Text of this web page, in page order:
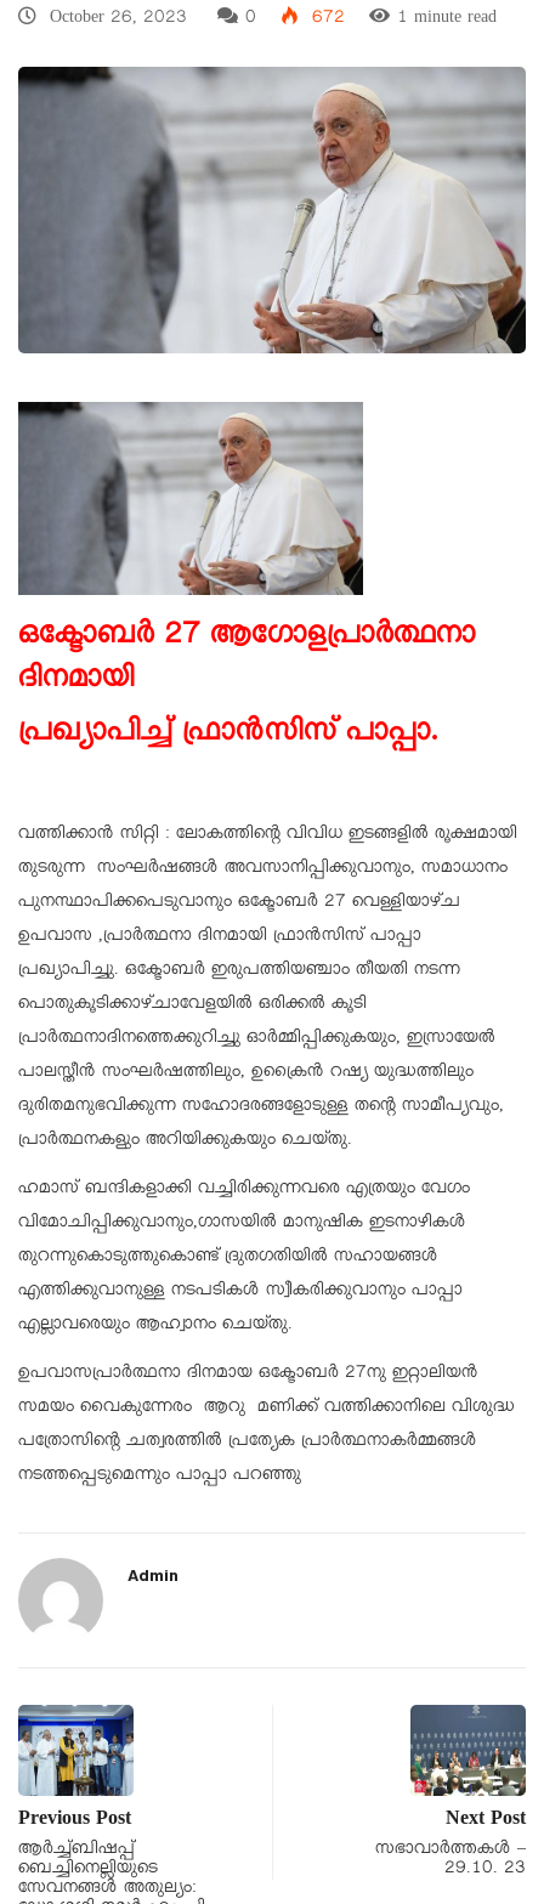
October 26, 2023
0 672 1 minute read
ഒക്ടോബർ 27 ആഗോളപ്രാർത്ഥനാ
ദിനമായി
പ്രഖ്യാപിച്ച് ഫ്രാൻസിസ് പാപ്പാ.
വത്തിക്കാൻ സിറ്റി : ലോകത്തിന്റെ വിവിധ ഇടങ്ങളിൽ രൂക്ഷമായി
തുടരുന്ന സംഘർഷങ്ങൾ അവസാനിപ്പിക്കുവാനും, സമാധാനം
പുനസ്ഥാപിക്കപെടുവാനും ഒക്ടോബർ 27 വെള്ളിയാഴ്ച
ഉപവാസ ,പ്രാർത്ഥനാ ദിനമായി ഫ്രാൻസിസ് പാപ്പാ
പ്രഖ്യാപിച്ചു. ഒക്ടോബർ ഇരുപത്തിയഞ്ചാം തീയതി നടന്ന
പൊതുകൂടിക്കാഴ്ചാവേളയിൽ ഒരിക്കൽ കൂടി
പ്രാർത്ഥനാദിനത്തെക്കുറിച്ചു ഓർമ്മിപ്പിക്കുകയും, ഇസ്രായേൽ
പാലസ്തീൻ സംഘർഷത്തിലും, ഉക്രൈൻ റഷ്യ യുദ്ധത്തിലും
ദുരിതമനുഭവിക്കുന്ന സഹോദരങ്ങളോടുള്ള തന്റെ സാമീപ്യവും,
പ്രാർത്ഥനകളും അറിയിക്കുകയും ചെയ്തു.
ഹമാസ് ബന്ദികളാക്കി വച്ചിരിക്കുന്നവരെ എത്രയും വേഗം
വിമോചിപ്പിക്കുവാനും,ഗാസയിൽ മാനുഷിക ഇടനാഴികൾ
തുറന്നുകൊടുത്തുകൊണ്ട് ദ്രുതഗതിയിൽ സഹായങ്ങൾ
എത്തിക്കുവാനുള്ള നടപടികൾ സ്വീകരിക്കുവാനും പാപ്പാ
എല്ലാവരെയും ആഹ്വാനം ചെയ്തു.
ഉപവാസപ്രാർത്ഥനാ ദിനമായ ഒക്ടോബർ 27നു ഇറ്റാലിയൻ
സമയം വൈകുന്നേരം ആറു മണിക്ക് വത്തിക്കാനിലെ വിശുദ്ധ
പത്രോസിന്റെ ചത്വരത്തിൽ പ്രത്യേക പ്രാർത്ഥനാകർമ്മങ്ങൾ
നടത്തപ്പെടുമെന്നും പാപ്പാ പറഞ്ഞു
Admin
Previous Post
ആർച്ച്ബിഷപ്പ്
ബെച്ചിനെല്ലിയുടെ
സേവനങ്ങൾ അതുല്യം:
Next Post
സഭാവാര്‍ത്തകള്‍ –
29.10. 23